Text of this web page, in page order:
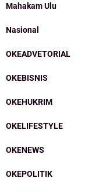
Mahakam Ulu
Nasional
OKEADVETORIAL
OKEBISNIS
OKEHUKRIM
OKELIFESTYLE
OKENEWS
OKEPOLITIK